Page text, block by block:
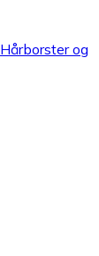
Hårborster og